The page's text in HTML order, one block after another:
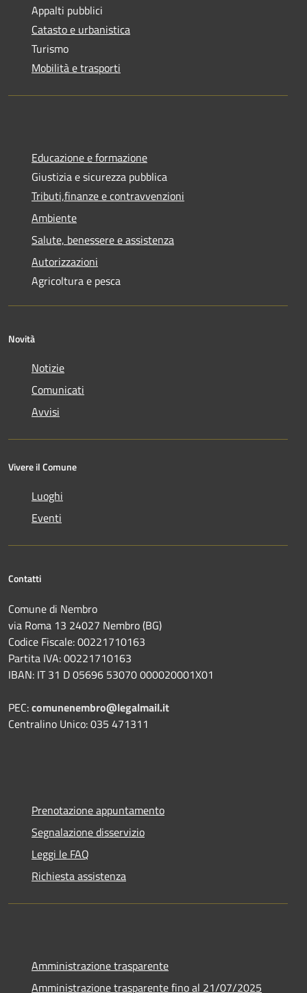
Appalti pubblici
Catasto e urbanistica
Turismo
Mobilità e trasporti
Educazione e formazione
Giustizia e sicurezza pubblica
Tributi,finanze e contravvenzioni
Ambiente
Salute, benessere e assistenza
Autorizzazioni
Agricoltura e pesca
Novità
Notizie
Comunicati
Avvisi
Vivere il Comune
Luoghi
Eventi
Contatti
Comune di Nembro
via Roma 13 24027 Nembro (BG)
Codice Fiscale: 00221710163
Partita IVA: 00221710163
IBAN: IT 31 D 05696 53070 000020001X01
PEC:comunenembro@legalmail.it
Centralino Unico: 035 471311
Prenotazione appuntamento
Segnalazione disservizio
Leggi le FAQ
Richiesta assistenza
Amministrazione trasparente
Amministrazione trasparente fino al 21/07/2025